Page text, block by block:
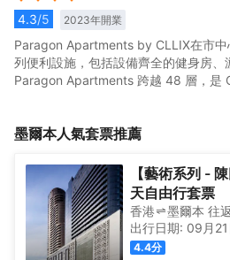
4.3/5 2023年開業
Paragon Apartments by CLLIX在市中
列便利設施，包括設備齊全的健身房、
Paragon Apartments 跨越 48 層，是
室和兩居室公寓。 Paragon
自然中。
Paragon Apartments by CLLIX在市
Paragon Apartments 跨越 48 層，是
計，是澳大利亞首座室內森林的所在地
自然中。
墨爾本人氣套票推薦
【藝術系列 -
天自由行套票
香港 墨爾本 往返
出行日期: 09月21
4.4分